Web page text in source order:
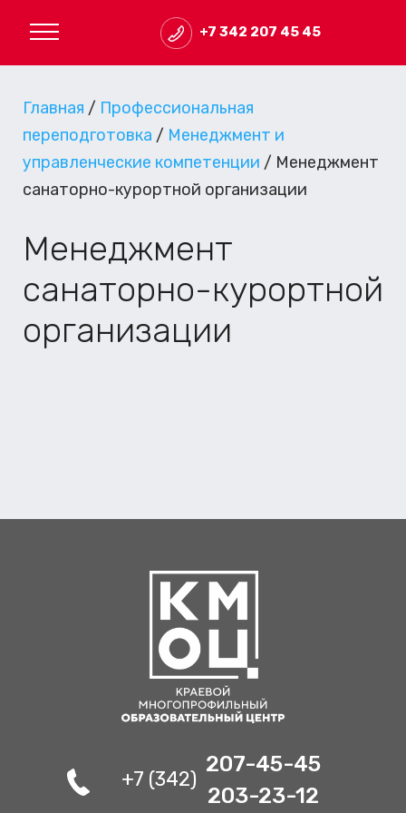
+7 342 207 45 45
Главная / Профессиональная
переподготовка / Менеджмент и
управленческие компетенции / Менеджмент
санаторно-курортной организации
Менеджмент
санаторно-курортной
организации
+7 (342)
207-45-45
203-23-12